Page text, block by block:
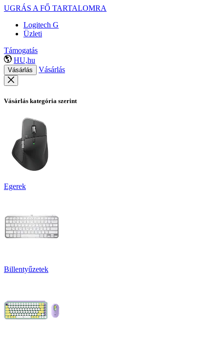
UGRÁS A FŐ TARTALOMRA
Logitech G
Üzleti
Támogatás
HU,hu
Vásárlás Vásárlás
Vásárlás kategória szerint
Egerek
Billentyűzetek